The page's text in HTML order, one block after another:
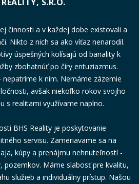
činnosti a v každej dobe existovali a
Nikto z nich sa ako víťaz nenarodil.
úspešných kolísajú od banality k
zbohatnúť po číry entuziazmus.
k nim. Nemáme zázemie
avšak niekoľko rokov svojho
s realitami využívame naplno.
BHS Reality je poskytovanie
servisu. Zameriavame sa na
kúpy a prenájmu nehnuteľností -
pozemkov. Máme slabosť pre kvalitu,
služieb a individuálny prístup. Našou